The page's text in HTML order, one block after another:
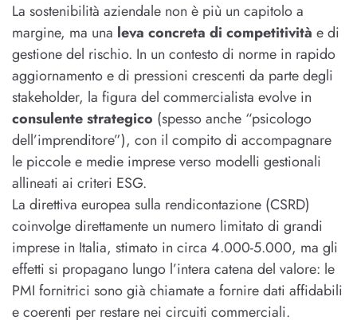
La sostenibilità aziendale non è più un capitolo a
margine, ma una leva concreta di competitività e di
gestione del rischio. In un contesto di norme in rapido
aggiornamento e di pressioni crescenti da parte degli
stakeholder, la figura del commercialista evolve in
consulente strategico (spesso anche “psicologo
dell’imprenditore”), con il compito di accompagnare
le piccole e medie imprese verso modelli gestionali
allineati ai criteri ESG.
La direttiva europea sulla rendicontazione (CSRD)
coinvolge direttamente un numero limitato di grandi
imprese in Italia, stimato in circa 4.000-5.000, ma gli
effetti si propagano lungo l’intera catena del valore: le
PMI fornitrici sono già chiamate a fornire dati affidabili
e coerenti per restare nei circuiti commerciali.